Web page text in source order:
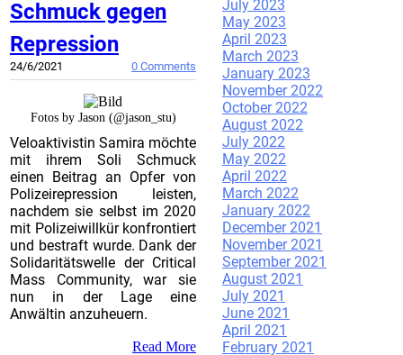
Schmuck gegen
Repression
24/6/2021 0 Comments
Fotos by Jason (@jason_stu)
Veloaktivistin Samira möchte
mit ihrem Soli Schmuck
einen Beitrag an Opfer von
Polizeirepression leisten,
nachdem sie selbst im 2020
mit Polizeiwillkür konfrontiert
und bestraft wurde. Dank der
Solidaritätswelle der Critical
Mass Community, war sie
nun in der Lage eine
Anwältin anzuheuern.
Read More
July 2023
May 2023
April 2023
March 2023
January 2023
November 2022
October 2022
August 2022
July 2022
May 2022
April 2022
March 2022
January 2022
December 2021
November 2021
September 2021
August 2021
July 2021
June 2021
April 2021
February 2021